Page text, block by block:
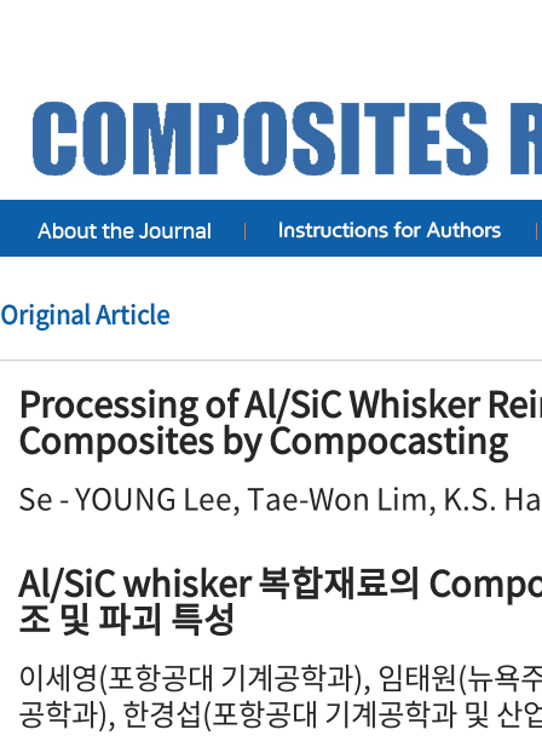
Original Article
Processing of Al/SiC Whisker
Composites by Compocasting
Se - YOUNG Lee, Tae-Won Lim, K.S.
Al/SiC whisker 복합재료의
조 및 파괴 특성
이세영(포항공대 기계공학과), 임태원(뉴욕
공학과), 한경섭(포항공대 기계공학과 및 산